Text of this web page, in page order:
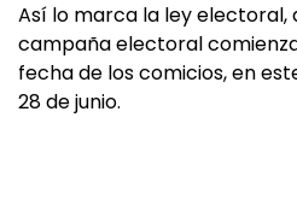
Así lo marca la ley electoral,
campaña electoral
fecha de los comicios, en
28 de junio.